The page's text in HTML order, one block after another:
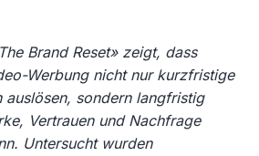
Brand Reset» zeigt, dass
Werbung nicht nur kurzfristige
auslösen, sondern langfristig
Vertrauen und Nachfrage
Untersucht wurden